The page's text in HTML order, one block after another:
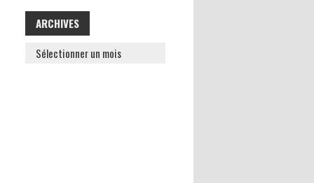
ARCHIVES
ARCHIVES